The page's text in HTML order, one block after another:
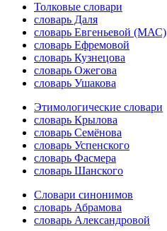
Толковые словари
словарь Даля
словарь Евгеньевой (МАС)
словарь Ефремовой
словарь Кузнецова
словарь Ожегова
словарь Ушакова
Этимологические словари
словарь Крылова
словарь Семёнова
словарь Успенского
словарь Фасмера
словарь Шанского
Словари синонимов
словарь Абрамова
словарь Александровой